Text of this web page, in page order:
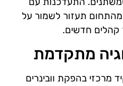
תעזור לשמור על
קהלים חדשים.
מתקדמת
מרכזי בהפקת וובינרים